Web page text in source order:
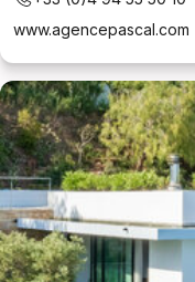
www.agencepascal.com